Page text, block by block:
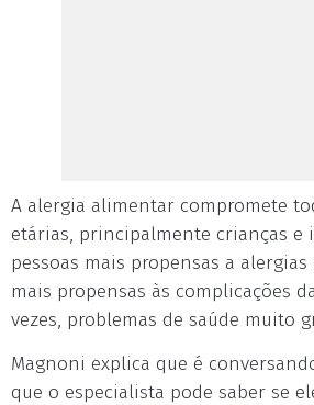
A alergia alimentar compromete
etárias, principalmente crianças e
pessoas mais propensas a
mais propensas às complicações
vezes, problemas de saúde muito
Magnoni explica que é
que o especialista pode saber se